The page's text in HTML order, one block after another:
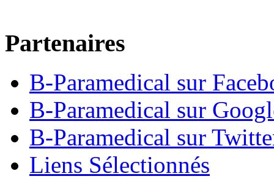
Partenaires
B-Paramedical sur
B-Paramedical sur
B-Paramedical sur
Liens Sélectionnés